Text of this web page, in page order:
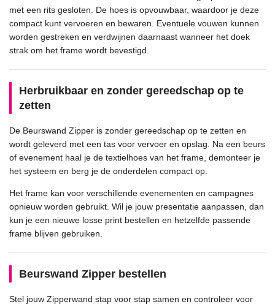
met een rits gesloten. De hoes is opvouwbaar, waardoor je deze
compact kunt vervoeren en bewaren. Eventuele vouwen kunnen
worden gestreken en verdwijnen daarnaast wanneer het doek
strak om het frame wordt bevestigd.
Herbruikbaar en zonder gereedschap op te
zetten
De Beurswand Zipper is zonder gereedschap op te zetten en
wordt geleverd met een tas voor vervoer en opslag. Na een beurs
of evenement haal je de textielhoes van het frame, demonteer je
het systeem en berg je de onderdelen compact op.
Het frame kan voor verschillende evenementen en campagnes
opnieuw worden gebruikt. Wil je jouw presentatie aanpassen, dan
kun je een nieuwe losse print bestellen en hetzelfde passende
frame blijven gebruiken.
Beurswand Zipper bestellen
Stel jouw Zipperwand stap voor stap samen en controleer voor